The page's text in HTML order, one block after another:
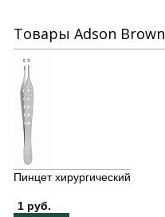
Товары Adson Brown
Пинцет хирургический
1 руб.